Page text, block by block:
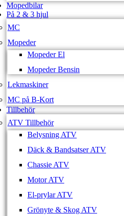
Mopedbilar
På 2 & 3 hjul
MC
Mopeder
Mopeder El
Mopeder Bensin
Lekmaskiner
MC på B-Kort
Tillbehör
ATV Tillbehör
Belysning ATV
Däck & Bandsatser ATV
Chassie ATV
Motor ATV
El-prylar ATV
Grönyte & Skog ATV